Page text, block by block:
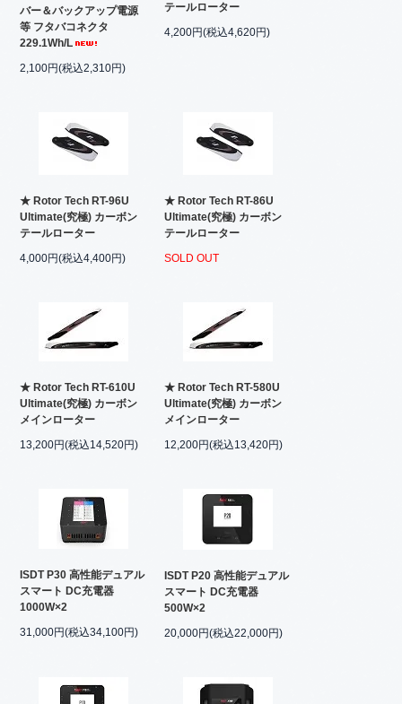
バー＆バックアップ電源
等 フタバコネクタ
229.1Wh/L
2,100円(税込2,310円)
テールローター
4,200円(税込4,620円)
★ Rotor Tech RT-96U
Ultimate(究極) カーボン
テールローター
4,000円(税込4,400円)
★ Rotor Tech RT-86U
Ultimate(究極) カーボン
テールローター
SOLD OUT
★ Rotor Tech RT-610U
Ultimate(究極) カーボン
メインローター
13,200円(税込14,520円)
★ Rotor Tech RT-580U
Ultimate(究極) カーボン
メインローター
12,200円(税込13,420円)
ISDT P30 高性能デュアル
スマート DC充電器
1000W×2
31,000円(税込34,100円)
ISDT P20 高性能デュアル
スマート DC充電器
500W×2
20,000円(税込22,000円)